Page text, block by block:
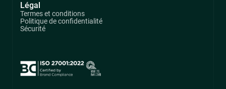
Légal
Termes et conditions
Politique de confidentialité
Sécurité